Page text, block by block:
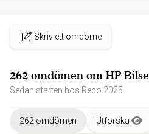
Skriv ett omdöme
262 omdömen om HP
Sedan starten hos Reco 2025
262 omdömen Utforska